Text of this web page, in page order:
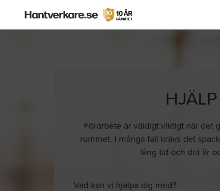
Förarbete är väldigt viktigt när det
rummet. I många fall krävs det
lång tid och det är
Vad kan vi hjälpa dig med?